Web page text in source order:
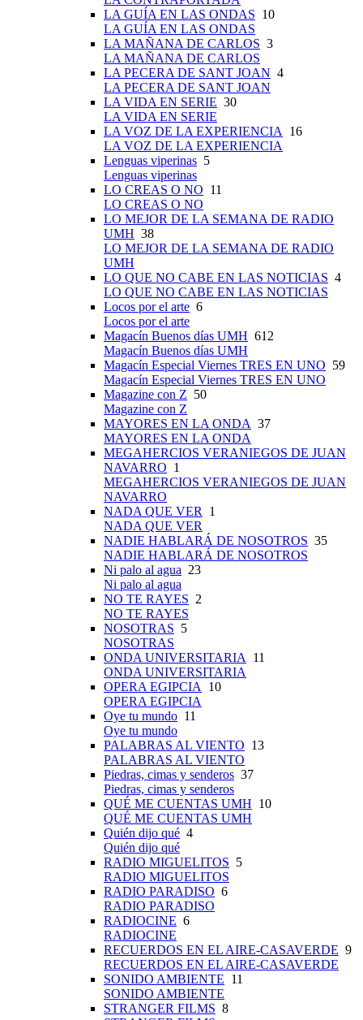
LA GUÍA EN LAS ONDAS 10
LA GUÍA EN LAS ONDAS
LA MAÑANA DE CARLOS 3
LA MAÑANA DE CARLOS
LA PECERA DE SANT JOAN 4
LA PECERA DE SANT JOAN
LA VIDA EN SERIE 30
LA VIDA EN SERIE
LA VOZ DE LA EXPERIENCIA
16
LA VOZ DE LA EXPERIENCIA
Lenguas viperinas 5
Lenguas viperinas
LO CREAS O NO 11
LO CREAS O NO
LO MEJOR DE LA SEMANA DE RADIO
UMH 38
LO MEJOR DE LA SEMANA DE RADIO
UMH
LO QUE NO CABE EN LAS NOTICIAS 4
LO QUE NO CABE EN LAS NOTICIAS
Locos por el arte 6
Locos por el arte
Magacín Buenos días UMH 612
Magacín Buenos días UMH
Magacín Especial Viernes TRES EN UNO 59
Magacín Especial Viernes TRES EN UNO
Magazine con Z 50
Magazine con Z
MAYORES EN LA ONDA 37
MAYORES EN LA ONDA
MEGAHERCIOS VERANIEGOS DE JUAN
NAVARRO 1
MEGAHERCIOS VERANIEGOS DE JUAN
NAVARRO
NADA QUE VER
1
NADA QUE VER
NADIE HABLARÁ DE NOSOTROS 35
NADIE HABLARÁ DE NOSOTROS
Ni palo al agua 23
Ni palo al agua
NO TE RAYES 2
NO TE RAYES
NOSOTRAS 5
NOSOTRAS
ONDA UNIVERSITARIA
11
ONDA UNIVERSITARIA
OPERA EGIPCIA
10
OPERA EGIPCIA
Oye tu mundo 11
Oye tu mundo
PALABRAS AL VIENTO 13
PALABRAS AL VIENTO
Piedras, cimas y senderos 37
Piedras, cimas y senderos
QUÉ ME CUENTAS UMH 10
QUÉ ME CUENTAS UMH
Quién dijo qué 4
Quién dijo qué
RADIO MIGUELITOS 5
RADIO MIGUELITOS
RADIO PARADISO 6
RADIO PARADISO
RADIOCINE 6
RADIOCINE
RECUERDOS EN EL AIRE-CASAVERDE 9
RECUERDOS EN EL AIRE-CASAVERDE
SONIDO AMBIENTE 11
SONIDO AMBIENTE
STRANGER FILMS 8